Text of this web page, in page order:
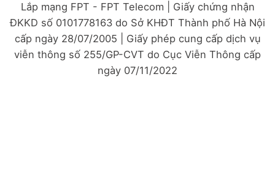
Lắp mạng FPT - FPT Telecom | Giấy chứng nhận
ĐKKD số 0101778163 do Sở KHĐT Thành phố Hà Nội
cấp ngày 28/07/2005 | Giấy phép cung cấp dịch vụ
viễn thông số 255/GP-CVT do Cục Viễn Thông cấp
ngày 07/11/2022